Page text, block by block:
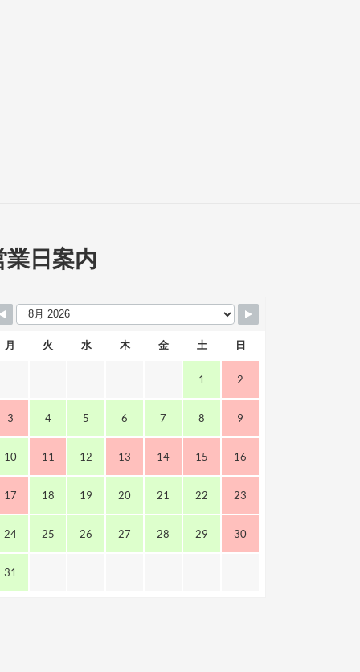
業日案内
月 火 水 木 金 土 日
1 2
3 4 5 6 7 8 9
10 11 12 13 14 15 16
17 18 19 20 21 22 23
24 25 26 27 28 29 30
31